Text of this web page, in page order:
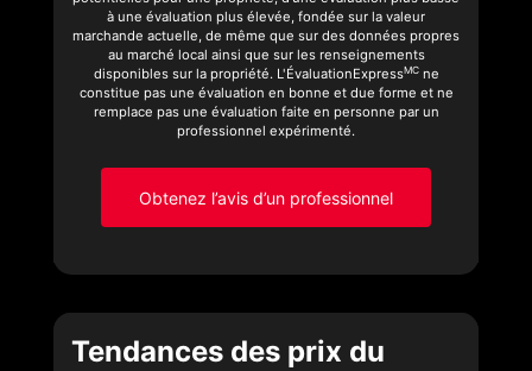
à une évaluation plus élevée, fondée sur la valeur
marchande actuelle, de même que sur des données propres
au marché local ainsi que sur les renseignements
disponibles sur la propriété. L'ÉvaluationExpressMCne
constitue pas une évaluation en bonne et due forme et ne
remplace pas une évaluation faite en personne par un
professionnel expérimenté.
Obtenez l’avis d’un professionnel
Tendances des prix du